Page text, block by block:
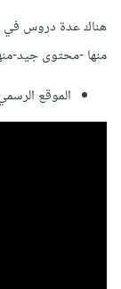
هناك عدة دروس في
منها -محتوى جيد-
الموقع